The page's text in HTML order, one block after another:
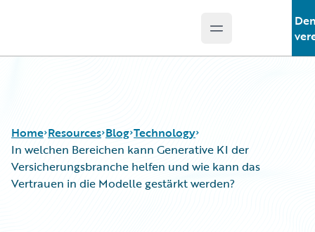
Open main menu
Home Resources Blog Technology
In welchen Bereichen kann Generative KI der
Versicherungsbranche helfen und wie kann das
Vertrauen in die Modelle gestärkt werden?